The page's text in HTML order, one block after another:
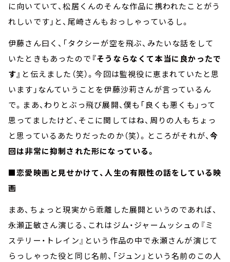
に向いていて、松居くんのそんな作品に携われたことがう
れしいです」と、尾崎さんもおっしゃっているし。
伊藤さん曰く、「タクシーが空を飛ぶ、みたいな話をして
いたときもあったので 『そうならなくて本当に良かったで
す』 と伝えました（笑）。今回は監視役に恵まれていたと思
います」なんていうことを伊藤沙莉さんが言っているん
で。まあ、わりとぶっ飛び展開、僕も「良くも悪くも」って
思ってましたけど、そこに関してはね、周りの人もちょっ
と思っているあたりだったのか（笑）。ところがそれが、今
回は非常に抑制された形になっている。
■恋愛映画と見せかけて、人生の有限性の話をしている映
画
まあ、ちょっと現実から乖離した展開というのであれば、
永瀬正敏さん演じる、これはジム・ジャームッシュの『ミ
ステリー・トレイン』という作品の中で永瀬さんが演じて
らっしゃった役と同じ名前、「ジュン」という名前のこの人